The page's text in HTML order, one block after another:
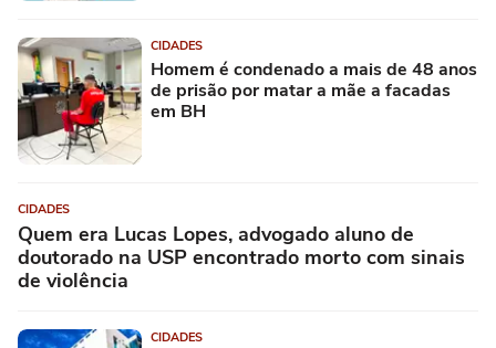
CIDADES
Homem é condenado a mais de 48 anos
de prisão por matar a mãe a facadas
em BH
CIDADES
Quem era Lucas Lopes, advogado aluno de
doutorado na USP encontrado morto com sinais
de violência
CIDADES